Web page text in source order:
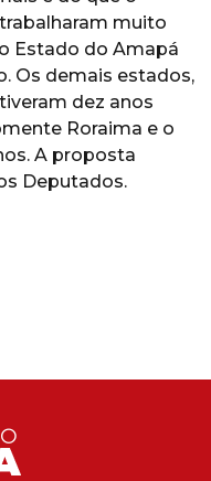
muito
Estado do Amapá
Os demais estados,
dez anos
Roraima e o
A proposta
Deputados.